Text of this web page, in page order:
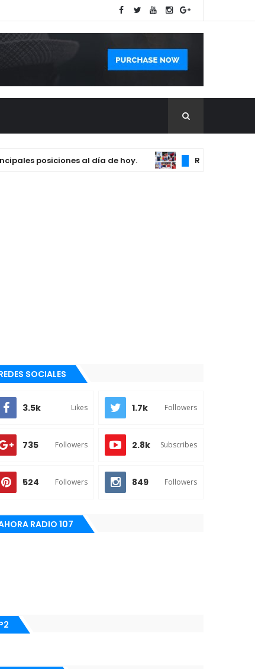
posiciones al día de hoy. REPÚBLICA
SOCIALES
3.5k Likes 1.7k Followers
735 Followers 2.8k Subscribes
524 Followers 849 Followers
RADIO 107